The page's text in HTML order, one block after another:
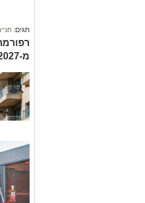
תגים:
מ-2027 תושבי העיר עשויים ליהנות מחנייה חינם רק באזור מגוריהם